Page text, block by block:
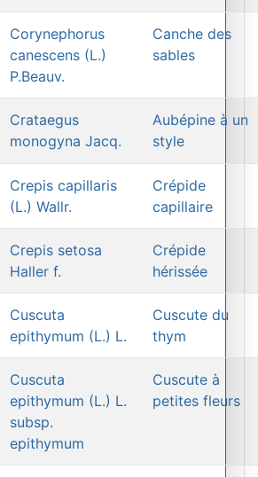
Corynephorus
canescens (L.)
P.Beauv.
Canche des
sables
Crataegus
monogyna Jacq.
Aubépine à un
style
Crepis capillaris
(L.) Wallr.
Crépide
capillaire
Crepis setosa
Haller f.
Crépide
hérissée
Cuscuta
epithymum (L.) L.
Cuscute du
thym
Cuscuta
epithymum (L.) L.
subsp.
epithymum
Cuscute à
petites fleurs